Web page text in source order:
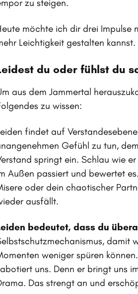
zu steigen.
möchte ich dir drei Impulse
Leichtigkeit gestalten kannst.
du oder fühlst du
aus dem Jammertal
zu wissen:
findet auf
Gefühl zu tun,
springt ein. Schlau wie
Außen passiert und bewertet
oder dein chaotischer
ausfällt.
bedeutet, dass du
damit
weniger spüren
uns. Denn er bringt uns
Das strengt an und